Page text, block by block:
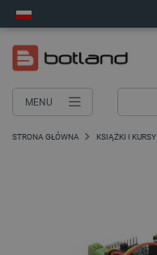
MENU
STRONA GŁÓWNA KSIĄŻKI I KURSY